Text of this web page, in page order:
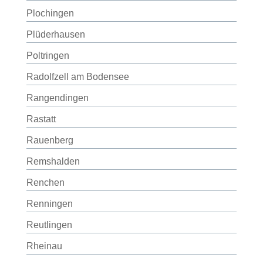
Plochingen
Plüderhausen
Poltringen
Radolfzell am Bodensee
Rangendingen
Rastatt
Rauenberg
Remshalden
Renchen
Renningen
Reutlingen
Rheinau